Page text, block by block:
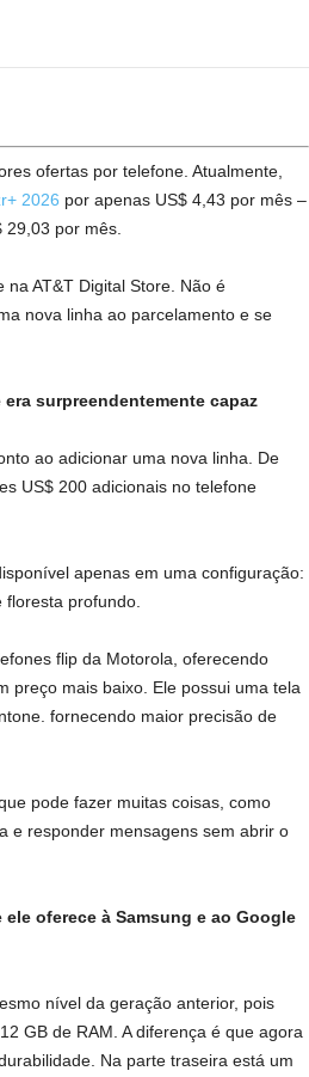
ofertas por telefone. Atualmente,
2026 por apenas US$ 4,43 por mês –
por mês.
AT&T Digital Store. Não é
nova linha ao parcelamento e se
surpreendentemente capaz
ao adicionar uma nova linha. De
US$ 200 adicionais no telefone
apenas em uma configuração:
profundo.
flip da Motorola, oferecendo
preço mais baixo. Ele possui uma tela
fornecendo maior precisão de
pode fazer muitas coisas, como
e responder mensagens sem abrir o
oferece à Samsung e ao Google
nível da geração anterior, pois
GB de RAM. A diferença é que agora
Na parte traseira está um